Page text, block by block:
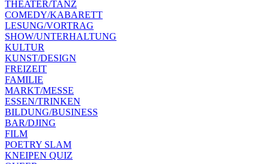
THEATER/TANZ
COMEDY/KABARETT
LESUNG/VORTRAG
SHOW/UNTERHALTUNG
KULTUR
KUNST/DESIGN
FREIZEIT
FAMILIE
MARKT/MESSE
ESSEN/TRINKEN
BILDUNG/BUSINESS
BAR/DJING
FILM
POETRY SLAM
KNEIPEN QUIZ